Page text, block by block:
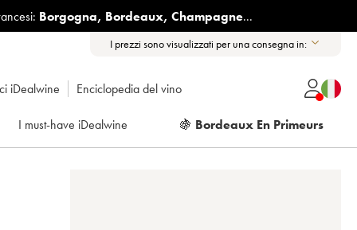
Borgogna, Bordeaux, Champagne...
I prezzi sono visualizzati per una consegna in:
iDealwine Enciclopedia del vino
I must-have iDealwine 🍇 Bordeaux En Primeurs